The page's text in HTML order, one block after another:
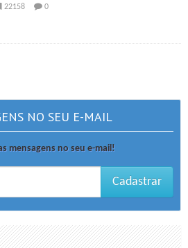
22158 0
NO SEU E-MAIL
mensagens no seu e-mail!
Cadastrar